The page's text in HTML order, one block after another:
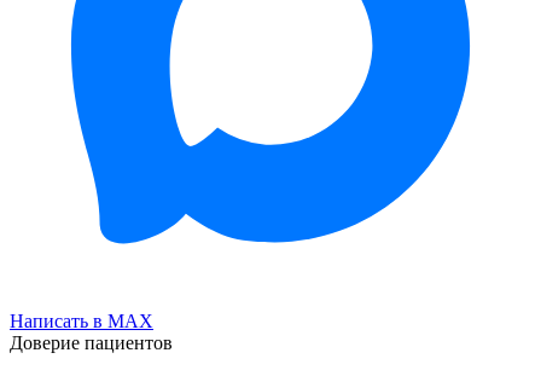
Написать в MAX
Доверие пациентов